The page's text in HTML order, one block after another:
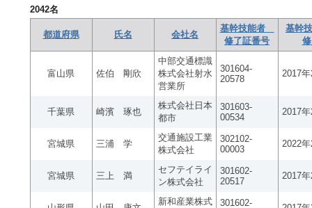
2042名
都道府県 氏名 会社名
基幹技能者
修了証番号
基幹
富山県 佐伯 剛欣
中部交通標識
株式会社射水
営業所
301604-
20578
2017
千葉県 崎濱 琢也
株式会社日本
都市
301603-
00534
2017
宮城県 三浦 学
交通施設工業
株式会社
302102-
00003
2022
宮城県 三上 満
セフテイライ
ン株式会社
301602-
20517
2017
新和産業株式
301602-